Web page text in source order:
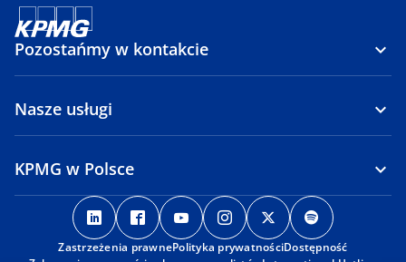
Pozostańmy w kontakcie
Nasze usługi
KPMG w Polsce
o
p
e
o
p
e
o
p
e
o
p
e
o
p
e
p
e
Zastrzeżenia prawnePolityka prywatnościDostępność